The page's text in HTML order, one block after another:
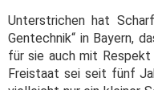
Unterstrichen hat
Gentechnik“ in Bayern,
für sie auch mit
Freistaat sei seit fünf